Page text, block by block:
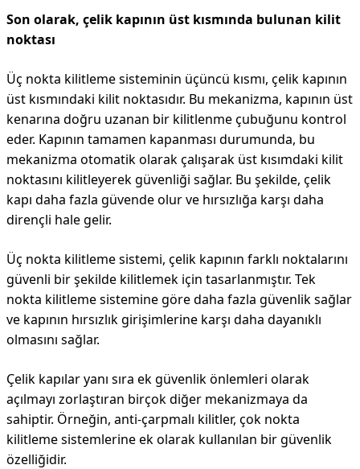
Son olarak, çelik kapının üst kısmında bulunan kilit
noktası
Üç nokta kilitleme sisteminin üçüncü kısmı, çelik kapının
üst kısmındaki kilit noktasıdır. Bu mekanizma, kapının üst
kenarına doğru uzanan bir kilitlenme çubuğunu kontrol
eder. Kapının tamamen kapanması durumunda, bu
mekanizma otomatik olarak çalışarak üst kısımdaki kilit
noktasını kilitleyerek güvenliği sağlar. Bu şekilde, çelik
kapı daha fazla güvende olur ve hırsızlığa karşı daha
dirençli hale gelir.
Üç nokta kilitleme sistemi, çelik kapının farklı noktalarını
güvenli bir şekilde kilitlemek için tasarlanmıştır. Tek
nokta kilitleme sistemine göre daha fazla güvenlik sağlar
ve kapının hırsızlık girişimlerine karşı daha dayanıklı
olmasını sağlar.
Çelik kapılar yanı sıra ek güvenlik önlemleri olarak
açılmayı zorlaştıran birçok diğer mekanizmaya da
sahiptir. Örneğin, anti-çarpmalı kilitler, çok nokta
kilitleme sistemlerine ek olarak kullanılan bir güvenlik
özelliğidir.